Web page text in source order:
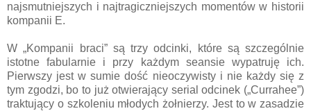
najsmutniejszych i najtragiczniejszych momentów w historii
kompanii E.
W „Kompanii braci” są trzy odcinki, które są szczególnie
istotne fabularnie i przy każdym seansie wypatruję ich.
Pierwszy jest w sumie dość nieoczywisty i nie każdy się z
tym zgodzi, bo to już otwierający serial odcinek („Currahee”)
traktujący o szkoleniu młodych żołnierzy. Jest to w zasadzie